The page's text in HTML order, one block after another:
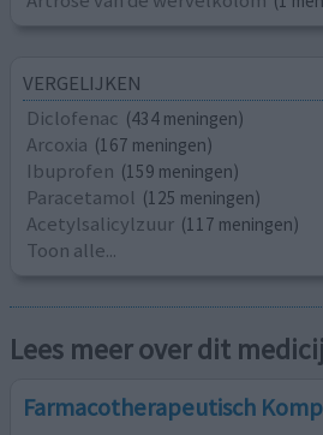
VERGELIJKEN
Diclofenac (434 meningen)
Arcoxia (167 meningen)
Ibuprofen (159 meningen)
Paracetamol (125 meningen)
Acetylsalicylzuur (117 meningen)
Toon alle...
Lees meer over dit
Farmacotherapeutisch